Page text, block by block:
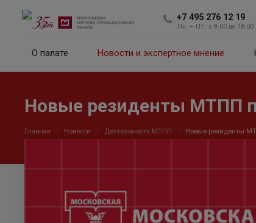
+7 495 276 12 19
Пн. – Пт.: с 9:00 до 18:00
О палате Новости и экспертное мнение
Новые резиденты МТПП
Главная Новости Деятельность МТПП Новые резиденты